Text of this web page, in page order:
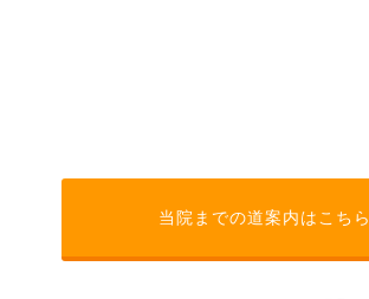
当院までの道案内はこちら